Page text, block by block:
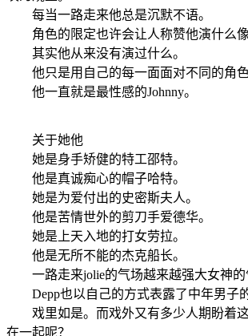
每当一路走来他总是沉默不语。
角色的限定也许会让人称赞他演什么像
其实他从来没有演过什么。
他只是用自己的每一面面对不同的角色
他一直就是最性感的Johnny。
关于她他
她是身手矫健的特工邵特。
他是真诚痴心的帽子哈特。
她是为爱付出的史密斯夫人。
他是苦情世外的剪刀手爱德华。
她是上天入地的打女劳拉。
他是无所不能的杰克船长。
一路走来jolie的气场越来越强大女神的
Depp也以自己的方式表露了中年男子的
戏里如是。而戏外又有多少人期盼着
在一起呢？